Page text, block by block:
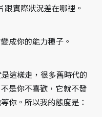
實際狀況差在哪裡。
成你的能力種子。
這樣走，很多舊時代的
是你不喜歡，它就不發
你。所以我的態度是：